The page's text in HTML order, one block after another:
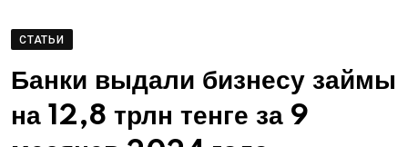
СТАТЬИ
Банки выдали бизнесу займы
на 12,8 трлн тенге за 9